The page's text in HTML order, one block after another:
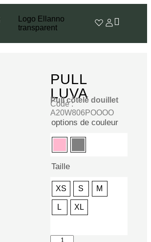
PULL
LUVA
Pull côtelé douillet
Code :
A20W806POOOO
options de couleur
Taille
XS S M
L XL